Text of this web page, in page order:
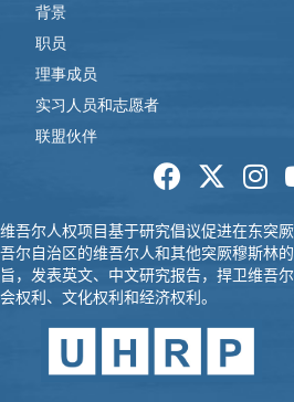
背景
职员
理事成员
实习人员和志愿者
联盟伙伴
维吾尔人权项目基于研究倡议促进在东突厥
吾尔自治区的维吾尔人和其他突厥穆斯林
旨，发表英文、中文研究报告， 捍卫维吾
会权利、文化权利和经济权利。